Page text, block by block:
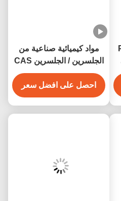
مواد كيميائية صناعية من
الجلسرين / الجلسرين CAS
56-81-5
احصل على افضل سعر